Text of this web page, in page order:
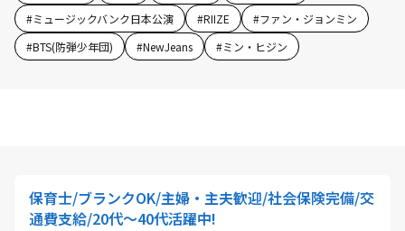
#ミュージックバンク日本公演 #RIIZE #ファン・ジョンミン
#BTS(防弾少年団) #NewJeans #ミン・ヒジン
保育士/ブランクOK/主婦・主夫歓迎/社会保険完備/交
通費支給/20代～40代活躍中!